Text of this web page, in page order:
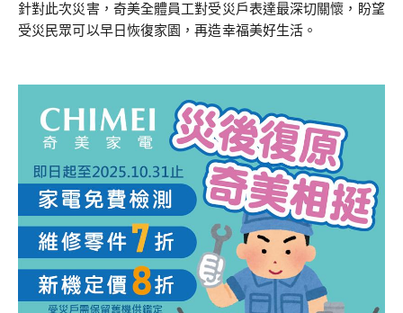
針對此次災害，奇美全體員工對受災戶表達最深切關懷，盼望
受災民眾可以早日恢復家園，再造幸福美好生活。